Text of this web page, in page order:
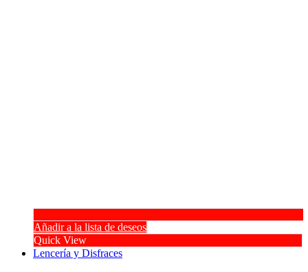
Añadir a la lista de deseos
Quick View
Lencería y Disfraces